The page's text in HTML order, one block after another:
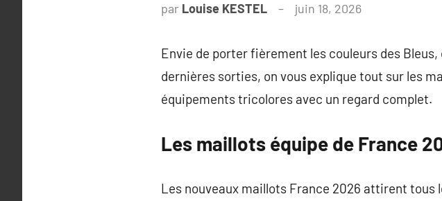
par Louise KESTEL juin 18, 2026
Envie de porter fièrement les couleurs des
dernières sorties, on vous explique tout sur les
équipements tricolores avec un regard complet.
Les maillots équipe de France
Les nouveaux maillots France 2026 attirent